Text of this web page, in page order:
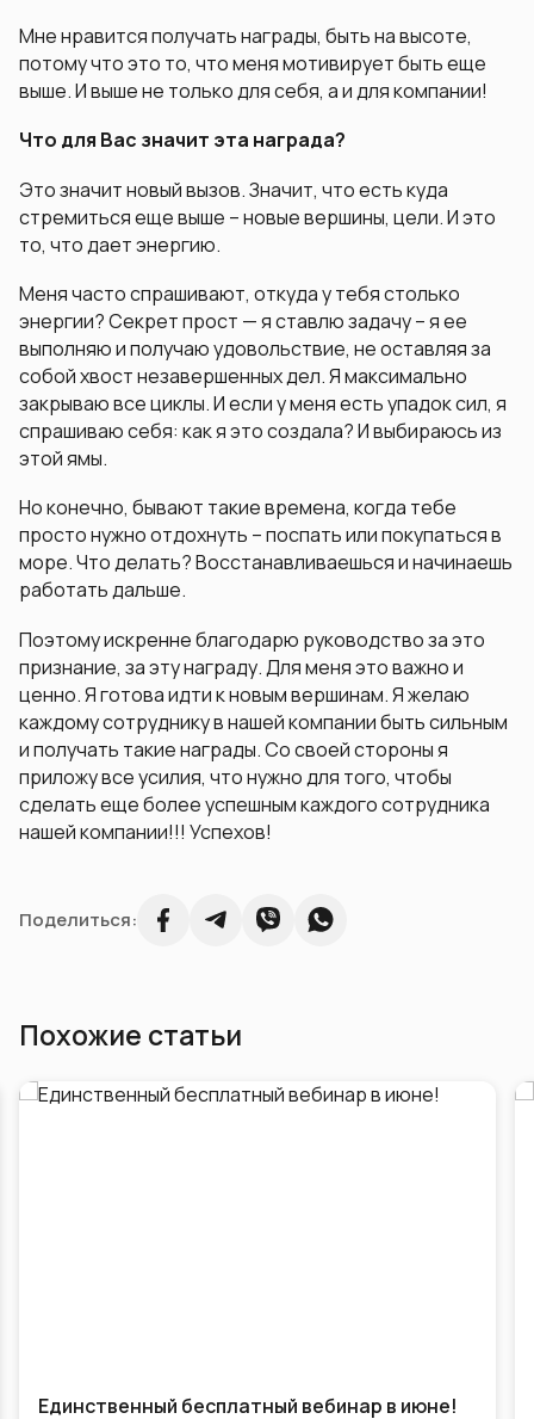
Мне нравится получать награды, быть на высоте,
потому что это то, что меня мотивирует быть еще
выше. И выше не только для себя, а и для компании!
Что для Вас значит эта награда?
Это значит новый вызов. Значит, что есть куда
стремиться еще выше – новые вершины, цели. И это
то, что дает энергию.
Меня часто спрашивают, откуда у тебя столько
энергии? Секрет прост — я ставлю задачу – я ее
выполняю и получаю удовольствие, не оставляя за
собой хвост незавершенных дел. Я максимально
закрываю все циклы. И если у меня есть упадок сил, я
спрашиваю себя: как я это создала? И выбираюсь из
этой ямы.
Но конечно, бывают такие времена, когда тебе
просто нужно отдохнуть – поспать или покупаться в
море. Что делать? Восстанавливаешься и начинаешь
работать дальше.
Поэтому искренне благодарю руководство за это
признание, за эту награду. Для меня это важно и
ценно. Я готова идти к новым вершинам. Я желаю
каждому сотруднику в нашей компании быть сильным
и получать такие награды. Со своей стороны я
приложу все усилия, что нужно для того, чтобы
сделать еще более успешным каждого сотрудника
нашей компании!!! Успехов!
Поделиться:
Похожие статьи
Единственный бесплатный вебинар в июне!